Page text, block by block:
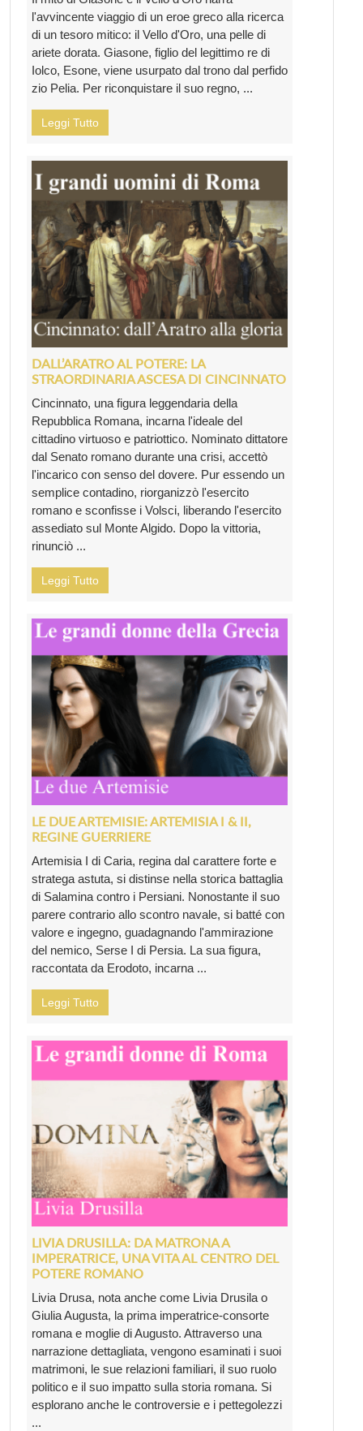
l'avvincente viaggio di un eroe greco alla ricerca
di un tesoro mitico: il Vello d'Oro, una pelle di
ariete dorata. Giasone, figlio del legittimo re di
Iolco, Esone, viene usurpato dal trono dal perfido
zio Pelia. Per riconquistare il suo regno, ...
Leggi Tutto
DALL’ARATRO AL POTERE: LA
STRAORDINARIA ASCESA DI CINCINNATO
Cincinnato, una figura leggendaria della
Repubblica Romana, incarna l'ideale del
cittadino virtuoso e patriottico. Nominato dittatore
dal Senato romano durante una crisi, accettò
l'incarico con senso del dovere. Pur essendo un
semplice contadino, riorganizzò l'esercito
romano e sconfisse i Volsci, liberando l'esercito
assediato sul Monte Algido. Dopo la vittoria,
rinunciò ...
Leggi Tutto
LE DUE ARTEMISIE: ARTEMISIA I & II,
REGINE GUERRIERE
Artemisia I di Caria, regina dal carattere forte e
stratega astuta, si distinse nella storica battaglia
di Salamina contro i Persiani. Nonostante il suo
parere contrario allo scontro navale, si batté con
valore e ingegno, guadagnando l'ammirazione
del nemico, Serse I di Persia. La sua figura,
raccontata da Erodoto, incarna ...
Leggi Tutto
LIVIA DRUSILLA: DA MATRONA A
IMPERATRICE, UNA VITA AL CENTRO DEL
POTERE ROMANO
Livia Drusa, nota anche come Livia Drusila o
Giulia Augusta, la prima imperatrice-consorte
romana e moglie di Augusto. Attraverso una
narrazione dettagliata, vengono esaminati i suoi
matrimoni, le sue relazioni familiari, il suo ruolo
politico e il suo impatto sulla storia romana. Si
esplorano anche le controversie e i pettegolezzi
...